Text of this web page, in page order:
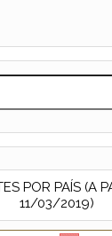
POR PAÍS (A
11/03/2019)